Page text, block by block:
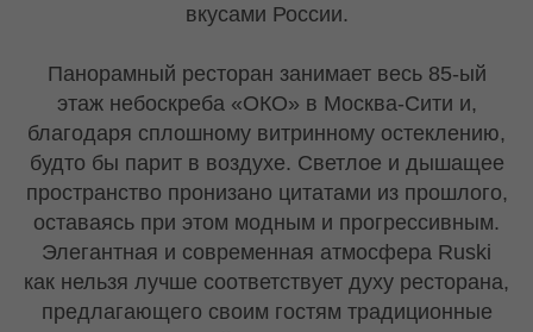
вкусами России.
Панорамный ресторан занимает весь 85-ый
этаж небоскреба «ОКО» в Москва-Сити и,
благодаря сплошному витринному остеклению,
будто бы парит в воздухе. Светлое и дышащее
пространство пронизано цитатами из прошлого,
оставаясь при этом модным и прогрессивным.
Элегантная и современная атмосфера Ruski
как нельзя лучше соответствует духу ресторана,
предлагающего своим гостям традиционные